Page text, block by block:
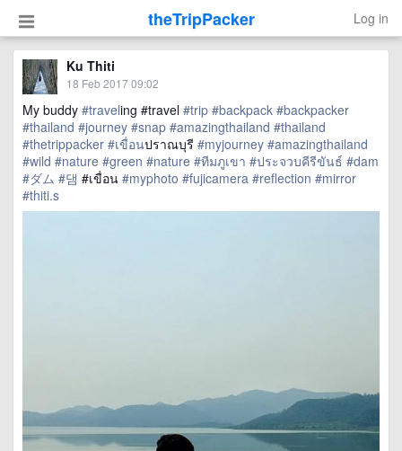
theTripPacker Log in
Ku Thiti
18 Feb 2017 09:02
My buddy #traveling #travel #trip #backpack #backpacker
#thailand #journey #snap #amazingthailand #thailand
#thetrippacker #เขื่อนปราณบุรี #myjourney #amazingthailand
#wild #nature #green #nature #ทีมภูเขา #ประจวบคีรีขันธ์ #dam
#ダム #댐 #เขื่อน #myphoto #fujicamera #reflection #mirror
#thiti.s